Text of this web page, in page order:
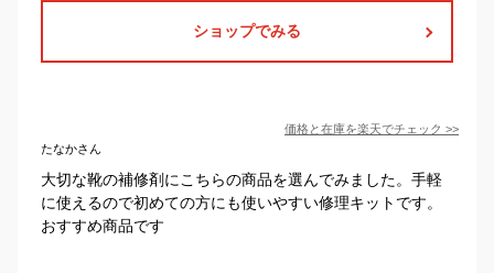
ショップでみる
価格と在庫を楽天でチェック >>
たなかさん
大切な靴の補修剤にこちらの商品を選んでみました。手軽
に使えるので初めての方にも使いやすい修理キットです。
おすすめ商品です